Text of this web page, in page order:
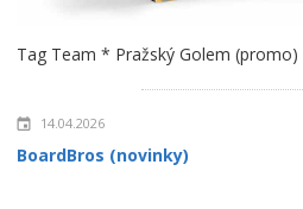
Tag Team * Pražský Golem (promo)
14.04.2026
BoardBros (novinky)